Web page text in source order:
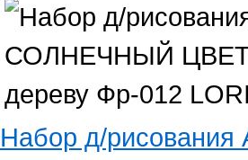
Набор д/